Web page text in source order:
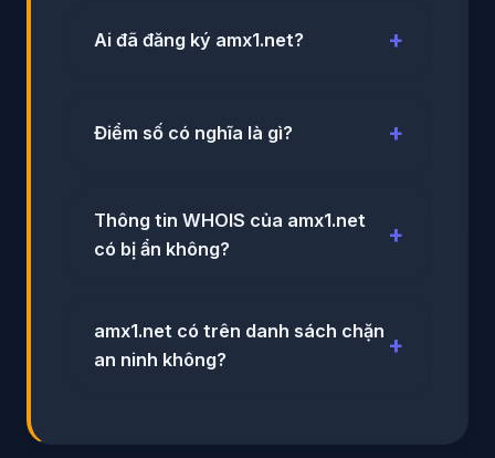
Ai đã đăng ký amx1.net?
Điểm số có nghĩa là gì?
Thông tin WHOIS của amx1.net
có bị ẩn không?
amx1.net có trên danh sách chặn
an ninh không?